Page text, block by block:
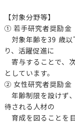
【対象分野等】
① 若手研究者奨励金
対象年齢を39 歳以
り、活躍促進に
寄与することで、
としています。
② 女性研究者奨励金
年齢制限を設けず
待される人材の
育成を図ることを